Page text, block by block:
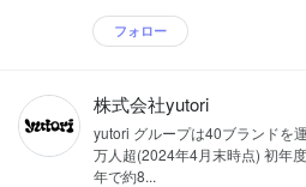
フォロー
株式会社yutori
yutori グループは40ブランドを
万人超(2024年4月末時点) 初年
年で約8...